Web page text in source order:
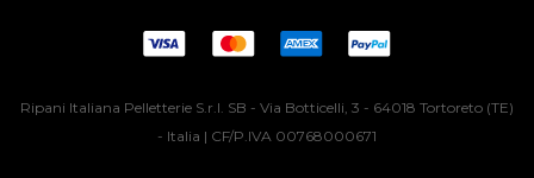
Ripani Italiana Pelletterie S.r.l. SB - Via Botticelli, 3 - 64018 Tortoreto (TE)
- Italia | CF/P.IVA 00768000671